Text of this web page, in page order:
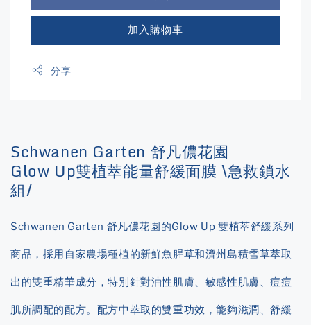
加入購物車
分享
Schwanen Garten 舒凡儂花園
Glow Up雙植萃能量舒緩面膜 \急救鎖水
組/
Schwanen Garten 舒凡儂花園的Glow Up 雙植萃舒緩系列
商品，採用自家農場種植的新鮮魚腥草和濟州島積雪草萃取
出的雙重精華成分，特別針對油性肌膚、敏感性肌膚、痘痘
肌所調配的配方。配方中萃取的雙重功效，能夠滋潤、舒緩